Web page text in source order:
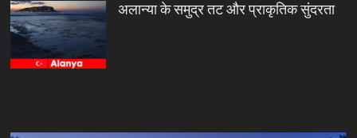
अलान्या के समुद्र तट और प्राकृतिक सुंदरता